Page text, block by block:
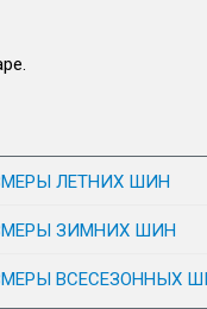
ЛЕТНИХ ШИН
ЗИМНИХ ШИН
ВСЕСЕЗОННЫХ